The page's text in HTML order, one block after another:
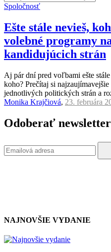
Spoločnosť
Ešte stále nevieš,
volebné programy
kandidujúcich strán
Aj pár dní pred voľbami ešte
koho? Prečítaj si
jednotlivých politických strán a
Monika Krajčiová, 23. februára
Odoberať newsletter
NAJNOVŠIE VYDANIE